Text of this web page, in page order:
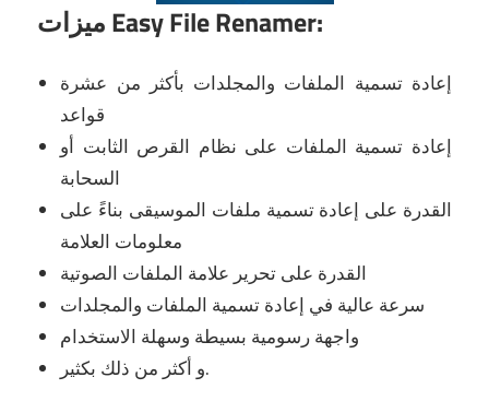
ميزات Easy File Renamer:
إعادة تسمية الملفات والمجلدات بأكثر من عشرة
قواعد
إعادة تسمية الملفات على نظام القرص الثابت أو
السحابة
القدرة على إعادة تسمية ملفات الموسيقى بناءً على
معلومات العلامة
القدرة على تحرير علامة الملفات الصوتية
سرعة عالية في إعادة تسمية الملفات والمجلدات
واجهة رسومية بسيطة وسهلة الاستخدام
و أكثر من ذلك بكثير.